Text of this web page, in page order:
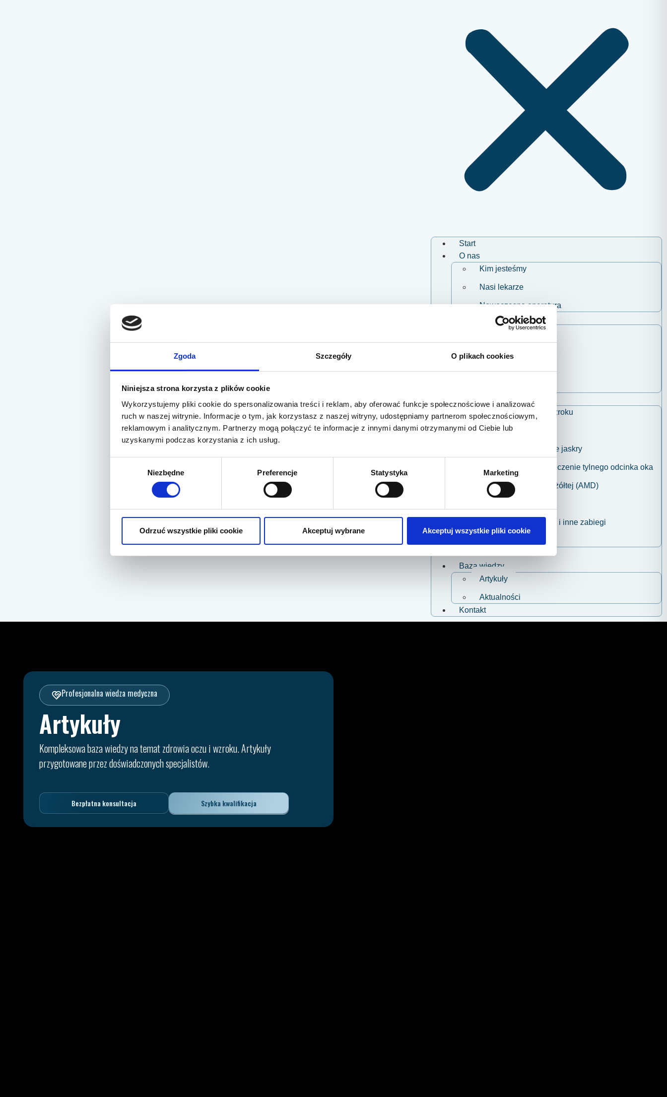
Zgoda Szczegóły O plikach cookies
Niniejsza strona korzysta z plików cookie
Wykorzystujemy pliki cookie do spersonalizowania treści i reklam, aby oferować funkcje społecznościowe i analizować
ruch w naszej witrynie. Informacje o tym, jak korzystasz z naszej witryny, udostępniamy partnerom społecznościowym,
reklamowym i analitycznym. Partnerzy mogą połączyć te informacje z innymi danymi otrzymanymi od Ciebie lub
uzyskanymi podczas korzystania z ich usług.
Niezbędne Preferencje Statystyka Marketing
Odrzuć wszystkie pliki cookie Akceptuj wybrane Akceptuj wszystkie pliki cookie
Start
O nas
Kim jesteśmy
Nasi lekarze
Nowoczesna aparatura
Nasze centrum
Klinika okulistyczna
Laserowa korekcja wzroku
Usuwanie zaćmy
Diagnostyka i leczenie jaskry
Pełna diagnostyka i leczenie tylnego odcinka oka
Zwyrodnienie plamki żółtej (AMD)
Stymulatory tkankowe i inne zabiegi
Baza wiedzy
Artykuły
Aktualności
Kontakt
Profesjonalna wiedza medyczna
Artykuły
Kompleksowa baza wiedzy na temat zdrowia oczu i wzroku. Artykuły
przygotowane przez doświadczonych specjalistów.
Bezpłatna konsultacja Szybka kwalifikacja